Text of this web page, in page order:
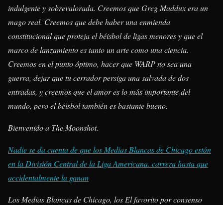
indulgente y sobrevalorada. Creemos que Greg Maddux era un
mago real. Creemos que debe haber una enmienda
constitucional que proteja el béisbol de ligas menores y que el
marco de lanzamiento es tanto un arte como una ciencia.
Creemos en el punto óptimo, hacer que WARP no sea una
guerra, dejar que tu cerrador persiga una salvada de dos
entradas, y creemos que el amor es lo más importante del
mundo, pero el béisbol también es bastante bueno.
Bienvenido a The Moonshot.
Nadie se da cuenta de que los Medias Blancas de Chicago están
en la División Central de la Liga Americana. carrera hasta que
accidentalmente la ganan
Los Medias Blancas de Chicago, los El favorito por consenso